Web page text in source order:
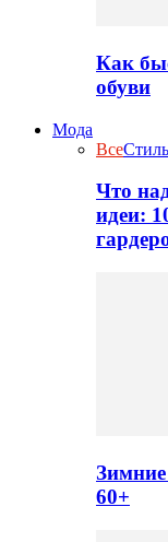
Как
обуви
Мода
ВсеСтиль
Что
идеи:
60+